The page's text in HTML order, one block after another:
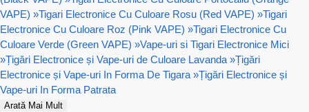
VAPE) »Tigari Electronice Cu Culoare Rosu (Red VAPE) »Tigari
Electronice Cu Culoare Roz (Pink VAPE) »Tigari Electronice Cu
Culoare Verde (Green VAPE) »Vape-uri si Tigari Electronice Mici
»Țigări Electronice și Vape-uri de Culoare Lavanda »Țigări
Electronice și Vape-uri In Forma De Tigara »Țigări Electronice și
Vape-uri In Forma Patrata
Arată Mai Mult